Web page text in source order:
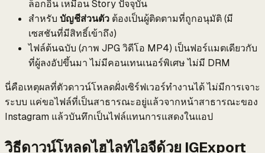
ล็อกอิน เหมือน Story ปัจจุบัน
สำหรับ บัญชีส่วนตัว ต้องเป็นผู้ติดตามที่ถูกอนุมัติ (มี
เซสชันที่มีสิทธิ์เข้าถึง)
ไฟล์ต้นฉบับ (ภาพ JPG วิดีโอ MP4) เป็นฟอร์แมตเดียวกับ
ที่ผู้ลงอัปขึ้นมา ไม่มีคอนเทนเนอร์พิเศษ ไม่มี DRM
นี่คือเหตุผลที่ตัวดาวน์โหลดฝั่งเซิร์ฟเวอร์ทำงานได้ ไม่มีการเจาะ
ระบบ แค่ขอไฟล์ที่เป็นสาธารณะอยู่แล้วจากหน้าสาธารณะของ
Instagram แล้วบันทึกเป็นไฟล์แทนการแสดงในแอป
วิธีดาวน์โหลดไฮไลท์ไอจีด้วย IGExport